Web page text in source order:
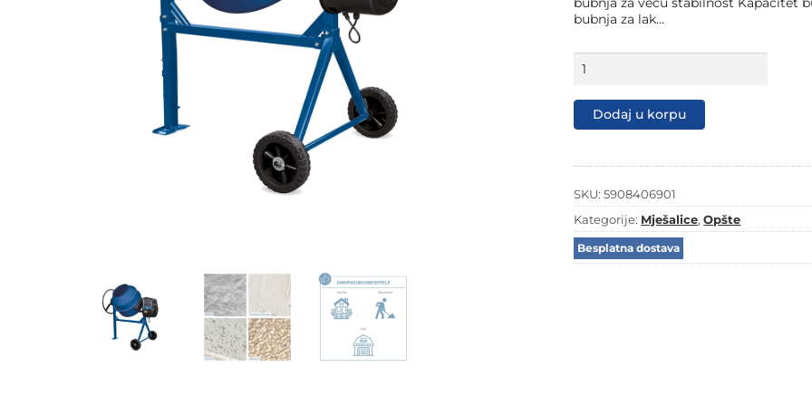
bubnja za lak…
mješalica
beton
MIX180
Dodaj u korpu
SKU:5908406901
Kategorije: Mješalice,Opšte
Besplatna dostava